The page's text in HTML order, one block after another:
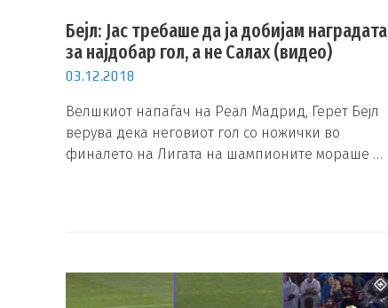
Бејл: Јас требаше да ја добијам наградата
за најдобар гол, а не Салах (видео)
03.12.2018
Велшкиот напаѓач на Реал Мадрид, Герет Бејл
верува дека неговиот гол со ножички во
финалето на Лигата на шампионите мораше …